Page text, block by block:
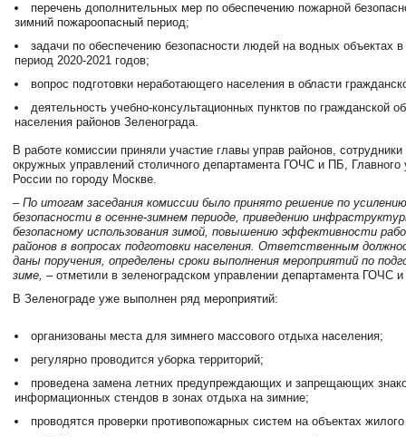
перечень дополнительных мер по обеспечению пожарной
зимний пожароопасный период;
задачи по обеспечению безопасности людей на водных объектах
период 2020-2021 годов;
вопрос подготовки неработающего населения в области
деятельность учебно-консультационных пунктов по гражданской
населения районов Зеленограда.
В работе комиссии приняли участие главы управ районов,
окружных управлений столичного департамента ГОЧС и ПБ,
России по городу Москве.
– По итогам заседания комиссии было принято решение по
безопасности в осенне-зимнем периоде, приведению
безопасному использования зимой, повышению эффективности
районов в вопросах подготовки населения. Ответственным
даны поручения, определены сроки выполнения мероприятий по
зиме, – отметили в зеленоградском управлении департамента ГОЧС
В Зеленограде уже выполнен ряд мероприятий:
организованы места для зимнего массового отдыха населения;
регулярно проводится уборка территорий;
проведена замена летних предупреждающих и запрещающих
информационных стендов в зонах отдыха на зимние;
проводятся проверки противопожарных систем на объектах жилого